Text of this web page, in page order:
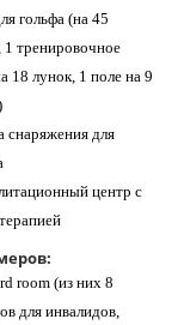
гольфа (на 45
1 тренировочное
18 лунок, 1 поле на 9
снаряжения для
центр с
room (из них 8
для инвалидов,